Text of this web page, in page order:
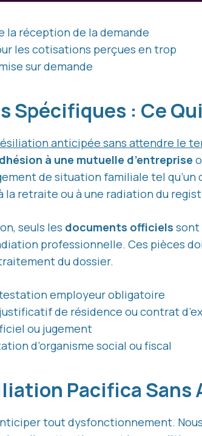
la réception de la demande
les cotisations perçues en trop
sur demande
Spécifiques : Ce
anticipée sans attendre le
à une mutuelle d’entreprise
de situation familiale tel
la retraite ou à une radiation du
seuls les documents officiels sont
professionnelle. Ces pièces
du dossier.
employeur obligatoire
de résidence ou contrat
ou jugement
d’organisme social ou fiscal
Pacifica Sans
tout dysfonctionnement.